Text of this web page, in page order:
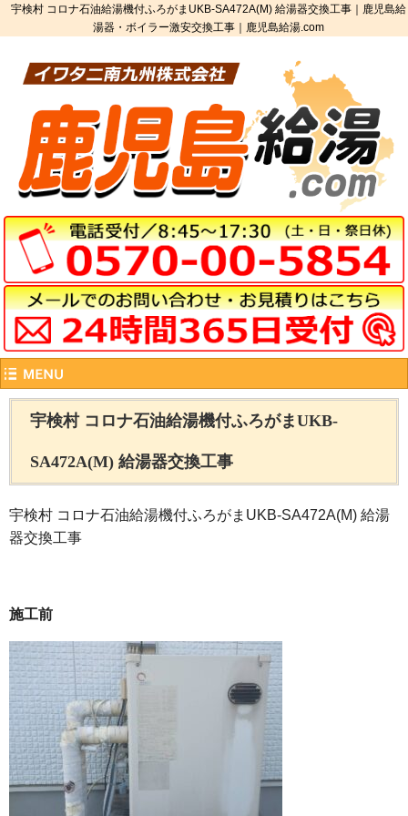
宇検村 コロナ石油給湯機付ふろがまUKB-SA472A(M) 給湯器交換工事｜鹿児島給
湯器・ボイラー激安交換工事｜鹿児島給湯.com
宇検村 コロナ石油給湯機付ふろがまUKB-
SA472A(M) 給湯器交換工事
宇検村 コロナ石油給湯機付ふろがまUKB-SA472A(M) 給湯
器交換工事
施工前